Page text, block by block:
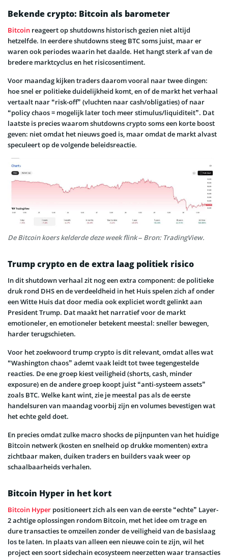
Bekende crypto: Bitcoin als barometer
Bitcoin reageert op shutdowns historisch gezien niet altijd
hetzelfde. In eerdere shutdowns steeg BTC soms juist, maar er
waren ook periodes waarin het daalde. Het hangt sterk af van de
bredere marktcyclus en het risicosentiment.
Voor maandag kijken traders daarom vooral naar twee dingen:
hoe snel er politieke duidelijkheid komt, en of de markt het verhaal
vertaalt naar “risk-off” (vluchten naar cash/obligaties) of naar
“policy chaos = mogelijk later toch meer stimulus/liquiditeit”. Dat
laatste is precies waarom shutdowns crypto soms een korte boost
geven: niet omdat het nieuws goed is, maar omdat de markt alvast
speculeert op de volgende beleidsreactie.
De Bitcoin koers kelderde deze week flink – Bron: TradingView.
Trump crypto en de extra laag politiek risico
In dit shutdown verhaal zit nog een extra component: de politieke
druk rond DHS en de verdeeldheid in het Huis spelen zich af onder
een Witte Huis dat door media ook expliciet wordt gelinkt aan
President Trump. Dat maakt het narratief voor de markt
emotioneler, en emotioneler betekent meestal: sneller bewegen,
harder terugschieten.
Voor het zoekwoord trump crypto is dit relevant, omdat alles wat
“Washington chaos” ademt vaak leidt tot twee tegengestelde
reacties. De ene groep kiest veiligheid (shorts, cash, minder
exposure) en de andere groep koopt juist “anti-systeem assets”
zoals BTC. Welke kant wint, zie je meestal pas als de eerste
handelsuren van maandag voorbij zijn en volumes bevestigen wat
het echte geld doet.
En precies omdat zulke macro shocks de pijnpunten van het huidige
Bitcoin netwerk (kosten en snelheid op drukke momenten) extra
zichtbaar maken, duiken traders en builders vaak weer op
schaalbaarheids verhalen.
Bitcoin Hyper in het kort
Bitcoin Hyper positioneert zich als een van de eerste “echte” Layer-
2 achtige oplossingen rondom Bitcoin, met het idee om trage en
dure transacties te omzeilen zonder de veiligheid van de basislaag
los te laten. In plaats van alleen een nieuwe coin te zijn, wil het
project een soort sidechain ecosysteem neerzetten waar transacties